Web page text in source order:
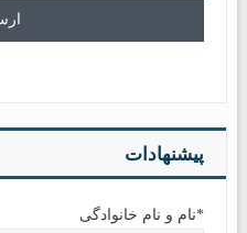
پیشنهادات
*نام و نام خانوادگی